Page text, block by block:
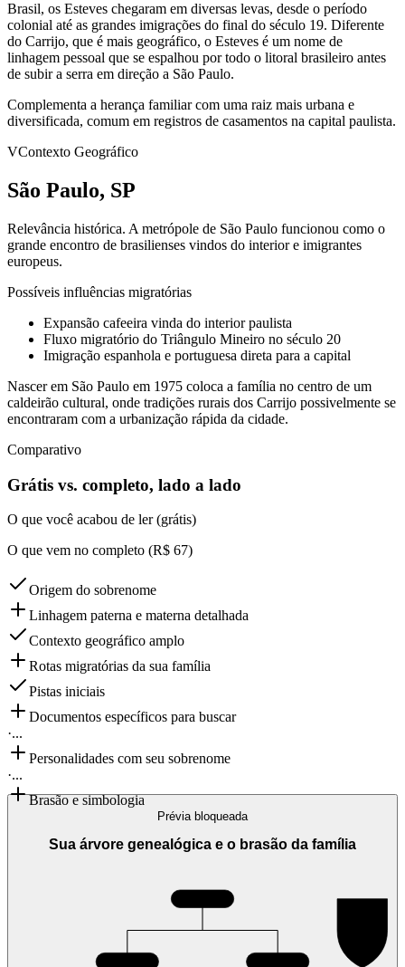
Brasil, os Esteves chegaram em diversas levas, desde o período
colonial até as grandes imigrações do final do século 19. Diferente
do Carrijo, que é mais geográfico, o Esteves é um nome de
linhagem pessoal que se espalhou por todo o litoral brasileiro antes
de subir a serra em direção a São Paulo.
Complementa a herança familiar com uma raiz mais urbana e
diversificada, comum em registros de casamentos na capital paulista.
VContexto Geográfico
São Paulo, SP
Relevância histórica. A metrópole de São Paulo funcionou como o
grande encontro de brasilienses vindos do interior e imigrantes
europeus.
Possíveis influências migratórias
Expansão cafeeira vinda do interior paulista
Fluxo migratório do Triângulo Mineiro no século 20
Imigração espanhola e portuguesa direta para a capital
Nascer em São Paulo em 1975 coloca a família no centro de um
caldeirão cultural, onde tradições rurais dos Carrijo possivelmente se
encontraram com a urbanização rápida da cidade.
Comparativo
Grátis vs. completo, lado a lado
O que você acabou de ler (grátis)
O que vem no completo (R$ 67)
Origem do sobrenome
Linhagem paterna e materna detalhada
Contexto geográfico amplo
Rotas migratórias da sua família
Pistas iniciais
Documentos específicos para buscar
·...
Personalidades com seu sobrenome
·...
Brasão e simbologia
Prévia bloqueada
Sua árvore genealógica e o brasão da família